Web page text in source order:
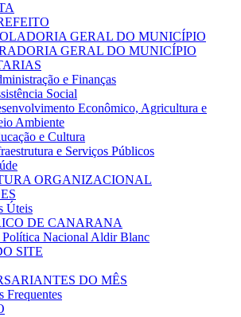
GERAL DO MUNICÍPIO
GERAL DO MUNICÍPIO
e Finanças
Social
Econômico, Agricultura e
Ambiente
e Cultura
e Serviços Públicos
ORGANIZACIONAL
Úteis
DE CANARANA
Nacional Aldir Blanc
SITE
DO MÊS
Frequentes